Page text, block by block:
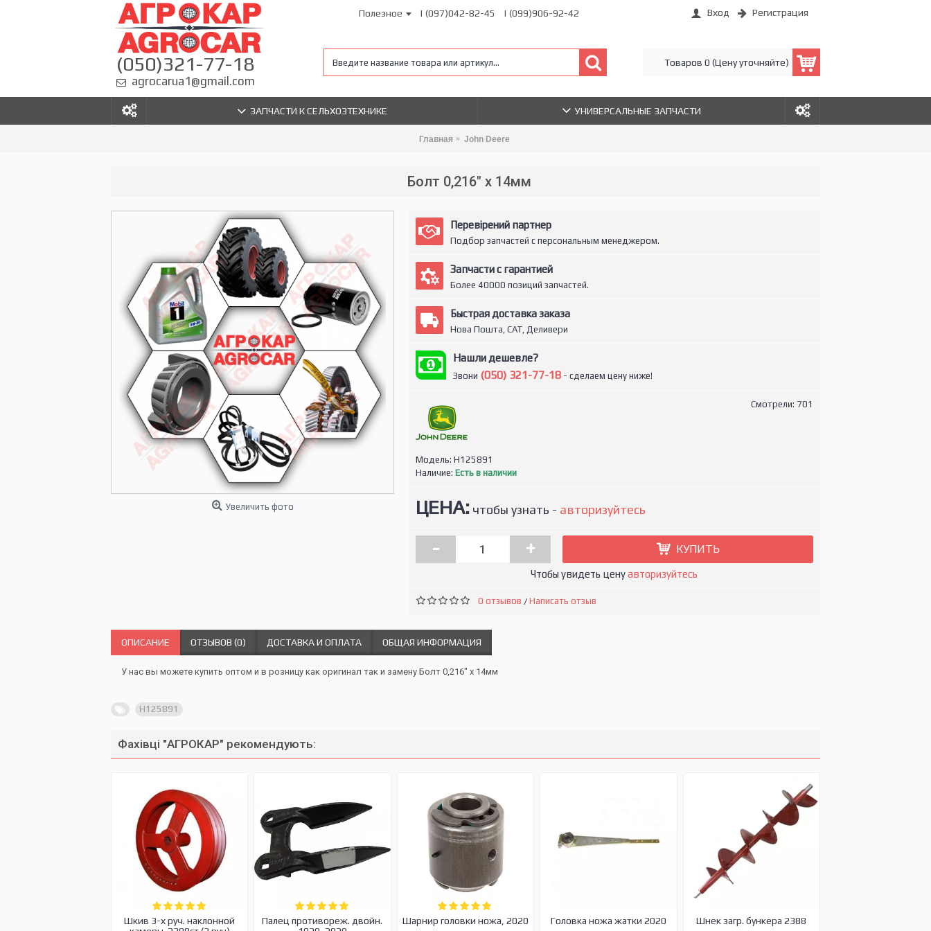
(050)321-77-18
agrocarua1@gmail.com
Полезное | (097)042-82-45 | (099)906-92-42 Вход Регистрация
Товаров 0 (Цену уточняйте)
ЗАПЧАСТИ К СЕЛЬХОЗТЕХНИКЕ УНИВЕРСАЛЬНЫЕ ЗАПЧАСТИ
Главная John Deere
Болт 0,216" х 14мм
Увеличить фото
Перевірений партнер
Подбор запчастей с персональным менеджером.
Запчасти с гарантией
Более 40000 позиций запчастей.
Быстрая доставка заказа
Нова Пошта, САТ, Деливери
Нашли дешевле?
Звони (050) 321-77-18- сделаем цену ниже!
Смотрели: 701
Модель: H125891
Наличие: Есть в наличии
ЦЕНА:чтобы узнать - авторизуйтесь
- + КУПИТЬ
Чтобы увидеть ценуавторизуйтесь
0 отзывов /Написать отзыв
ОПИСАНИЕ ОТЗЫВОВ (0) ДОСТАВКА И ОПЛАТА ОБЩАЯ ИНФОРМАЦИЯ
У нас вы можете купить оптом и в розницу как оригинал так и замену Болт 0,216" х 14мм
H125891
Фахівці "АГРОКАР" рекомендують:
Шкив 3-х руч. наклонной
Палец противореж. двойн.
Шарнир головки ножа, 2020 Головка ножа жатки 2020 Шнек загр. бункера 2388